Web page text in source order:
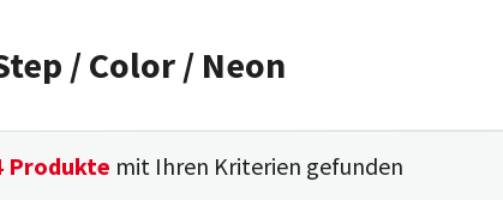
/ Color / Neon
Produkte mit Ihren Kriterien gefunden